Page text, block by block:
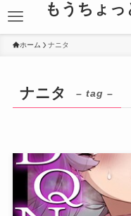
もうちょ
ホーム ナニタ
ナニタ – tag –